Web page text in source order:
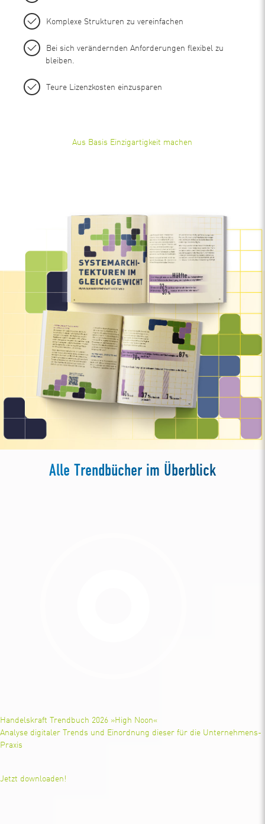
Komplexe Strukturen zu vereinfachen
Bei sich verändernden Anforderungen flexibel zu
bleiben.
Teure Lizenzkosten einzusparen
Aus Basis Einzigartigkeit machen
Alle Trendbücher im Überblick
Handelskraft Trendbuch 2026 »High Noon«
Analyse digitaler Trends und Einordnung dieser für die Unternehmens-
Praxis
Jetzt downloaden!